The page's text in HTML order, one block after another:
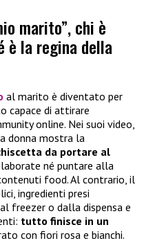
marito”, chi è
è la regina della
al marito è diventato per
capace di attirare
online. Nei suoi video,
donna mostra la
da portare al
né puntare alla
food. Al contrario, il
ingredienti presi
freezer o dalla dispensa e
tutto finisce in un
con fiori rosa e bianchi.